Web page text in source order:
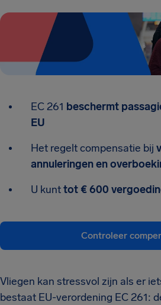
EC 261 beschermt
EU
Het regelt compensatie bij
annuleringen en
U kunttot € 600
Controleer
Vliegen kan stressvol zijn als er
bestaat EU-verordening EC 261: